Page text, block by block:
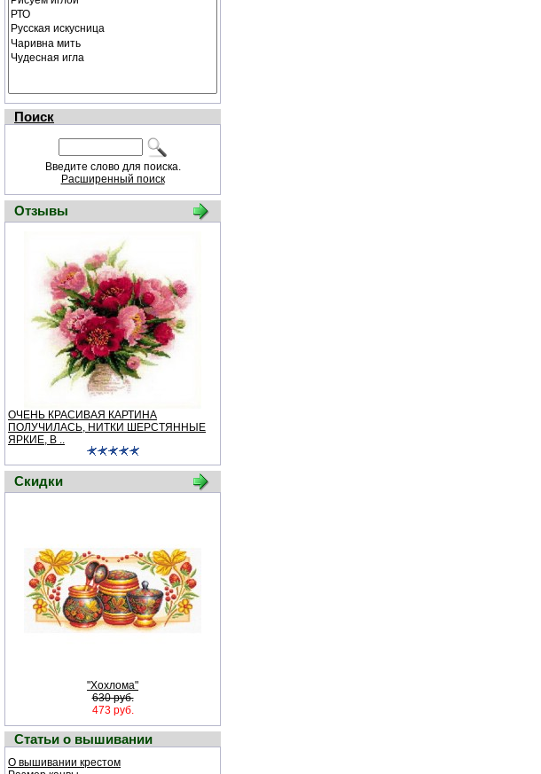
Поиск
Введите слово для поиска.
Расширенный поиск
Отзывы
ОЧЕНЬ КРАСИВАЯ КАРТИНА
ПОЛУЧИЛАСЬ, НИТКИ ШЕРСТЯННЫЕ
ЯРКИЕ, В ..
Скидки
"Хохлома"
630 руб.
473 руб.
Статьи о вышивании
О вышивании крестом